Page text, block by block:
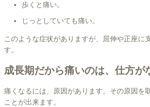
歩くと痛い。
じっとしていても痛い。
このような症状がありますが、屈伸や正座に
す。
成長期だから痛いのは、仕方が
痛くなるには、原因があります。その原因を
ことが出来ます。